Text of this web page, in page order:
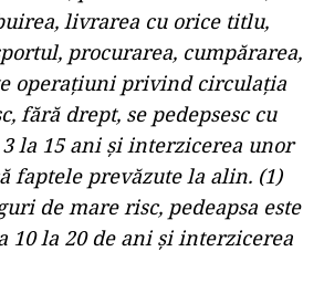
livrarea cu orice titlu,
procurarea, cumpărarea,
operațiuni privind circulația
fără drept, se pedepsesc cu
la 15 ani și interzicerea unor
faptele prevăzute la alin. (1)
de mare risc, pedeapsa este
10 la 20 de ani și interzicerea